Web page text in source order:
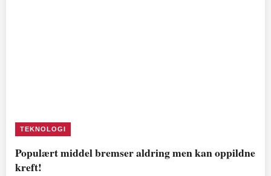
TEKNOLOGI
Populært middel bremser aldring men kan oppildne
kreft!